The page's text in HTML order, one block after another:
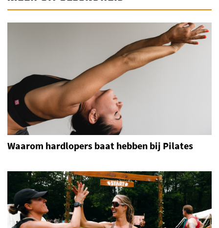
Waarom hardlopers baat hebben bij Pilates